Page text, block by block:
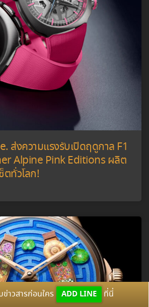
ส่งความแรงรับเปิดฤดูกาล F1
Alpine Pink Editions ผลิต
ตทั่วโลก!
าวสารก่อนใคร ADD LINE ที่นี่